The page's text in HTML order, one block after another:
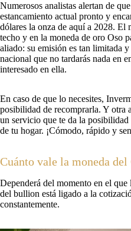
Numerosos analistas alertan de
estancamiento actual pronto y
dólares la onza de aquí a 2028. El
techo y en la moneda de oro Oso
aliado: su emisión es tan limitada y
nacional que no tardarás nada en
interesado en ella.
En caso de que lo necesites,
posibilidad de recomprarla. Y otra
un servicio que te da la
de tu hogar. ¡Cómodo, rápido y
Cuánto vale la moneda del
Dependerá del momento en el
del bullion está ligado a la
constantemente.